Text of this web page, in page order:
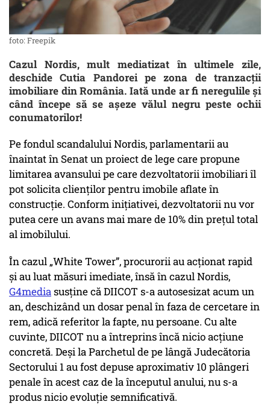
foto: Freepik
Cazul Nordis, mult mediatizat în ultimele zile,
deschide Cutia Pandorei pe zona de tranzacții
imobiliare din România. Iată unde ar fi neregulile și
când începe să se așeze vălul negru peste ochii
conumatorilor!
Pe fondul scandalului Nordis, parlamentarii au
înaintat în Senat un proiect de lege care propune
limitarea avansului pe care dezvoltatorii imobiliari îl
pot solicita clienților pentru imobile aflate în
construcție. Conform inițiativei, dezvoltatorii nu vor
putea cere un avans mai mare de 10% din prețul total
al imobilului.
În cazul „White Tower”, procurorii au acționat rapid
și au luat măsuri imediate, însă în cazul Nordis,
G4mediasusține că DIICOT s-a autosesizat acum un
an, deschizând un dosar penal în faza de cercetare in
rem, adică referitor la fapte, nu persoane. Cu alte
cuvinte, DIICOT nu a întreprins încă nicio acțiune
concretă. Deși la Parchetul de pe lângă Judecătoria
Sectorului 1 au fost depuse aproximativ 10 plângeri
penale în acest caz de la începutul anului, nu s-a
produs nicio evoluție semnificativă.